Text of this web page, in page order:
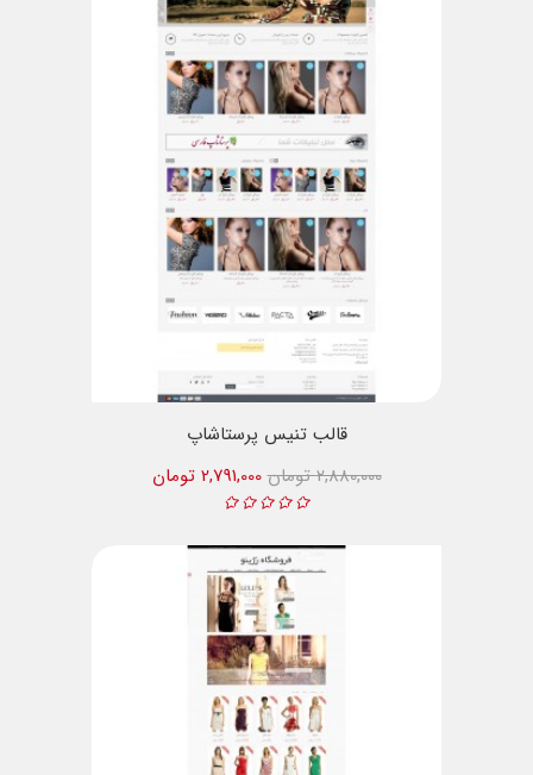
قالب تنیس پرستاشاپ
2,791,000 تومان
2,880,000 تومان